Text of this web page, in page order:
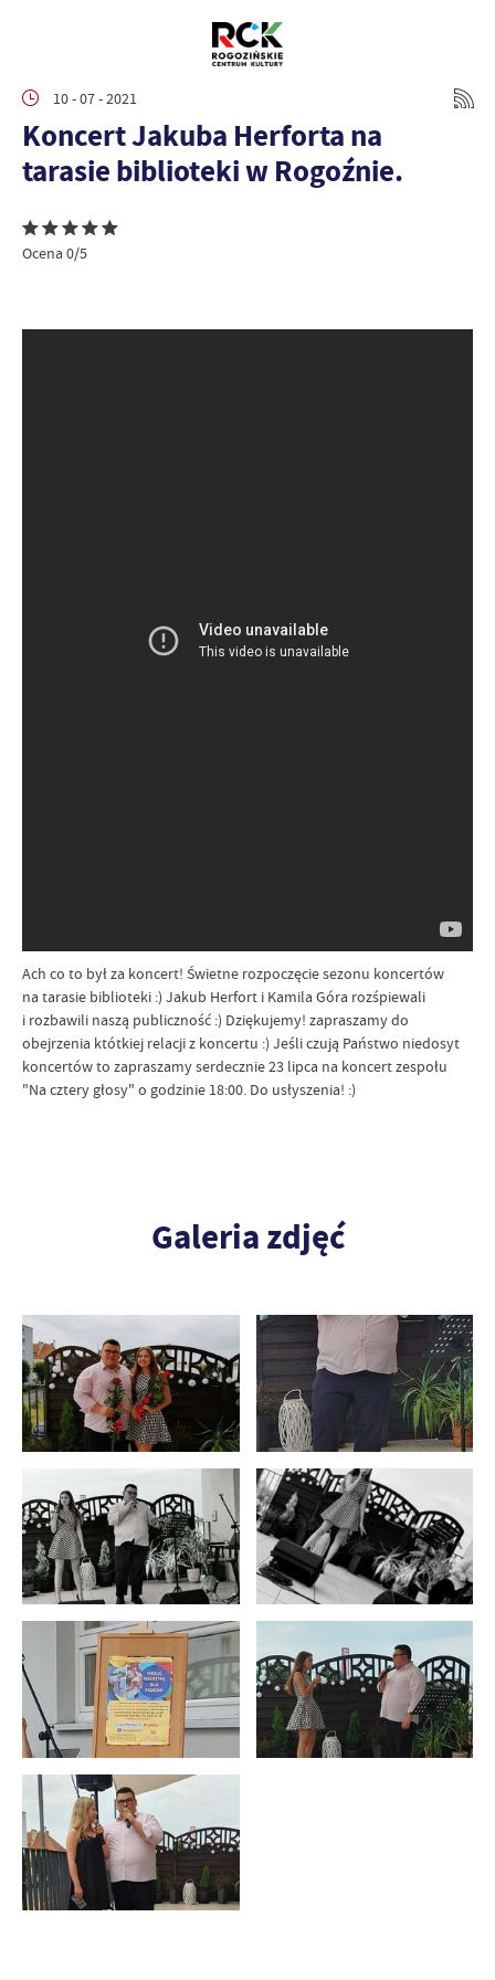
10 - 07 - 2021
Koncert Jakuba Herforta na
tarasie biblioteki w Rogoźnie.
Ocena 0/5
Ach co to był za koncert! Świetne rozpoczęcie sezonu koncertów
na tarasie biblioteki :) Jakub Herfort i Kamila Góra rozśpiewali
i rozbawili naszą publiczność :) Dziękujemy! zapraszamy do
obejrzenia któtkiej relacji z koncertu :) Jeśli czują Państwo niedosyt
koncertów to zapraszamy serdecznie 23 lipca na koncert zespołu
"Na cztery głosy" o godzinie 18:00. Do usłyszenia! :)
Galeria zdjęć